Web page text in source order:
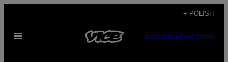
content
+ POLISH
Open
SUBSCRIBENEWSLETTER